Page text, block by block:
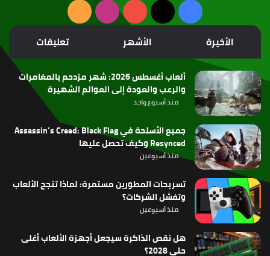
فيسبوك
‫X
‫YouTubeانستقرامملخص
الموقع
RSS
الأخيرة الأشهر تعليقات
ألعاب أغسطس 2026: شهر مزدحم بالمغامرات
والرعب والعودة إلى العوالم الشهيرة
منذ أسبوع واحد
جميع الأسلحة في Assassin’s Creed: Black Flag
Resynced وكيف تحصل عليها
منذ أسبوعين
تسريحات المطورين مستمرة: لماذا تنجح الألعاب
وتفشل الشركات؟
منذ أسبوعين
هل نقص الذاكرة سيجعل أجهزة الألعاب أغلى
حتى 2028؟